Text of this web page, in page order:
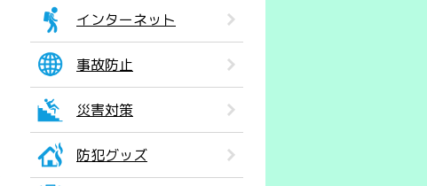
インターネット
事故防止
災害対策
防犯グッズ